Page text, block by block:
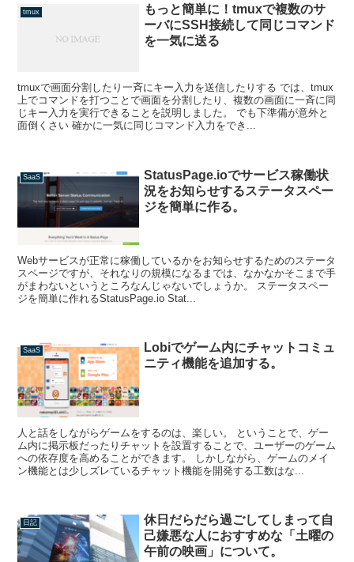
tmux
もっと簡単に！tmuxで複数のサ
ーバにSSH接続して同じコマンド
を一気に送る
tmuxで画面分割したり一斉にキー入力を送信したりする では、tmux
上でコマンドを打つことで画面を分割したり、複数の画面に一斉に同
じキー入力を実行できることを説明しました。 でも下準備が意外と
面倒くさい 確かに一気に同じコマンド入力をでき...
SaaS
StatusPage.ioでサービス稼働状
況をお知らせするステータスペー
ジを簡単に作る。
Webサービスが正常に稼働しているかをお知らせするためのステータ
スページですが、それなりの規模になるまでは、なかなかそこまで手
がまわないというところなんじゃないでしょうか。 ステータスペー
ジを簡単に作れるStatusPage.io Stat...
SaaS
Lobiでゲーム内にチャットコミュ
ニティ機能を追加する。
人と話をしながらゲームをするのは、楽しい。 ということで、ゲー
ム内に掲示板だったりチャットを設置することで、ユーザーのゲーム
への依存度を高めることができます。 しかしながら、ゲームのメイ
ン機能とは少しズレているチャット機能を開発する工数はな...
日記
休日だらだら過ごしてしまって自
己嫌悪な人におすすめな「土曜の
午前の映画」について。